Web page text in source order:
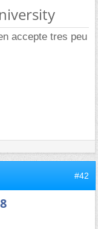
accepte tres peu
#42